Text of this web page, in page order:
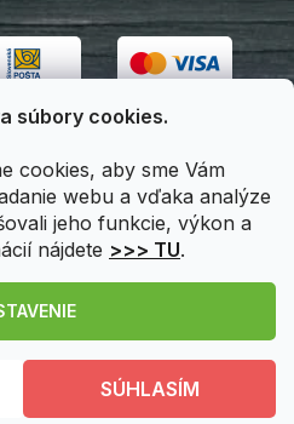
súbory cookies.
cookies, aby sme Vám
webu a vďaka analýze
jeho funkcie, výkon a
nájdete >>> TU.
SÚHLASÍM
a možnosť stať sa
cookies